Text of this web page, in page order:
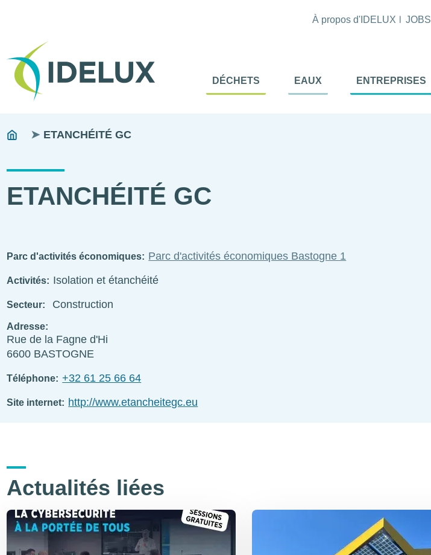
Tête
À propos d'IDELUX JOBS
Navigation
Menu
DÉCHETS EAUX ENTREPRISES
Fils
You
ETANCHÉITÉ GC
ETANCHÉITÉ GC
Parc d'activités économiques Parc d'activités économiques Bastogne 1
Activités Isolation et étanchéité
Secteur Construction
Adresse
Rue de la Fagne d'Hi
6600 BASTOGNE
Téléphone +32 61 25 66 64
Site internet http://www.etancheitegc.eu
Actualités liées